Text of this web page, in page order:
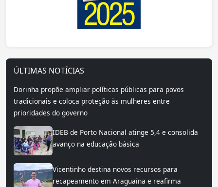
ÚLTIMAS NOTÍCIAS
Dorinha propõe ampliar políticas públicas para povos
tradicionais e coloca proteção às mulheres entre
prioridades do governo
IDEB de Porto Nacional atinge 5,4 e consolida
avanço na educação básica
Vicentinho destina novos recursos para
recapeamento em Araguaína e reafirma